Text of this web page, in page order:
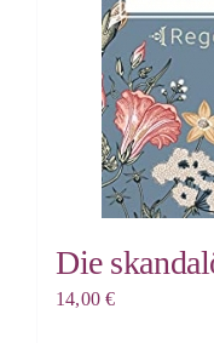
Die
14,00€